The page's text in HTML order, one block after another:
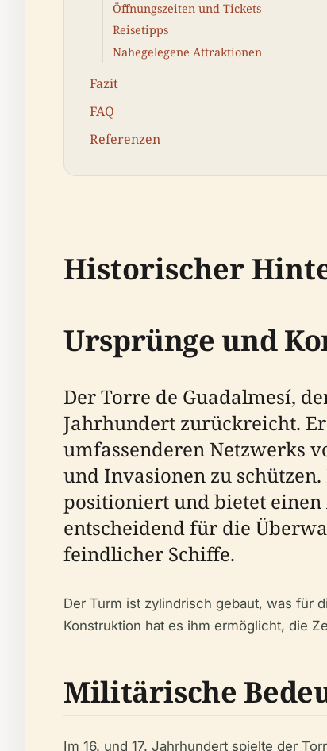
Öffnungszeiten und Tickets
Reisetipps
Nahegelegene Attraktionen
Fazit
FAQ
Referenzen
Historischer
Ursprünge und
Der Torre de Guadalmesí,
Jahrhundert zurückreicht.
umfassenderen Netzwerks
und Invasionen zu
positioniert und bietet einen
entscheidend für die
feindlicher Schiffe.
Der Turm ist zylindrisch gebaut, was für
Konstruktion hat es ihm ermöglicht, die
Militärische
Im 16. und 17. Jahrhundert spielte der